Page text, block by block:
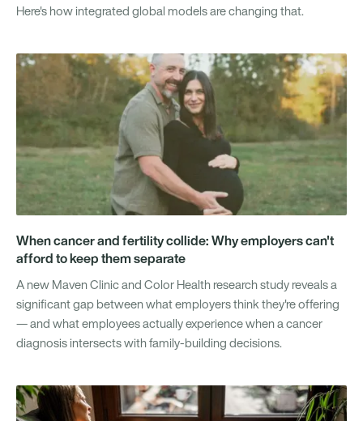
Here's how integrated global models are changing that.
When cancer and fertility collide: Why employers can't
afford to keep them separate
A new Maven Clinic and Color Health research study reveals a
significant gap between what employers think they're offering
— and what employees actually experience when a cancer
diagnosis intersects with family-building decisions.